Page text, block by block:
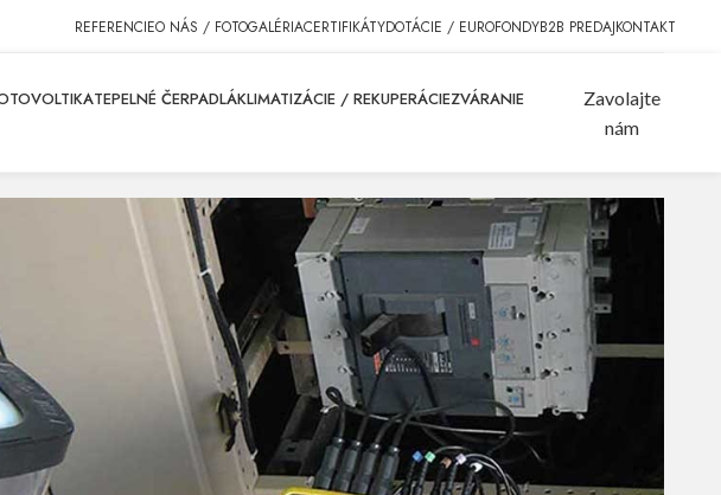
REFERENCIEO NÁS / FOTOGALÉRIACERTIFIKÁTYDOTÁCIE / EUROFONDYB2B PREDAJKONTAKT
TEPELNÉ ČERPADLÁKLIMATIZÁCIE / REKUPERÁCIEZVÁRANIE
Zavolajte
nám